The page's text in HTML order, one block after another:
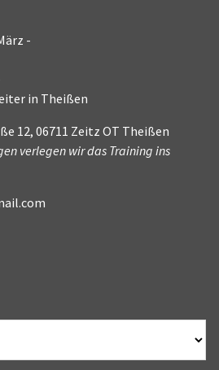
-
in Theißen
12, 06711 Zeitz OT Theißen
verlegen wir das Training ins